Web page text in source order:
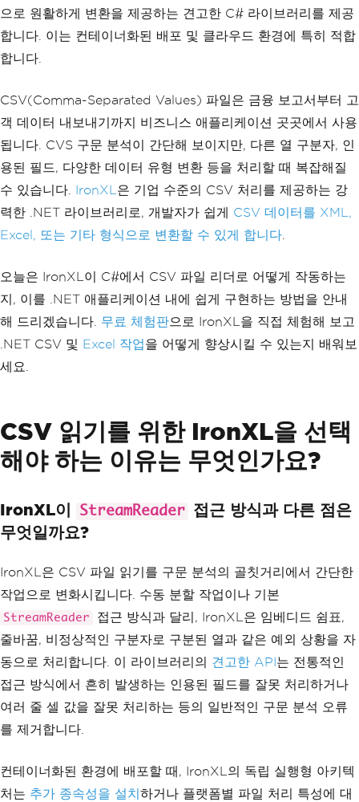
으로 원활하게 변환을 제공하는 견고한 C# 라이브러리를 제공
합니다. 이는 컨테이너화된 배포 및 클라우드 환경에 특히 적합
합니다.
CSV(Comma-Separated Values) 파일은 금융 보고서부터 고
객 데이터 내보내기까지 비즈니스 애플리케이션 곳곳에서 사용
됩니다. CVS 구문 분석이 간단해 보이지만, 다른 열 구분자, 인
용된 필드, 다양한 데이터 유형 변환 등을 처리할 때 복잡해질
수 있습니다. IronXL 은 기업 수준의 CSV 처리를 제공하는 강
력한 .NET 라이브러리로, 개발자가 쉽게 CSV 데이터를 XML,
Excel, 또는 기타 형식으로 변환할 수 있게 합니다
오늘은 IronXL이 C#에서 CSV 파일 리더로 어떻게 작동하는
지, 이를 .NET 애플리케이션 내에 쉽게 구현하는 방법을 안내
해 드리겠습니다. 무료 체험판으로 IronXL을 직접 체험해 보고
.NET CSV 및 Excel 작업을 어떻게 향상시킬 수 있는지 배워보
세요.
CSV 읽기를 위한 IronXL을 선택
해야 하는 이유는 무엇인가요?
IronXL이 StreamReader
접근 방식과 다른 점은
무엇일까요?
IronXL은 CSV 파일 읽기를 구문 분석의 골칫거리에서 간단한
작업으로 변화시킵니다. 수동 분할 작업이나 기본
StreamReader
접근 방식과 달리, IronXL은 임베디드 쉼표,
줄바꿈, 비정상적인 구분자로 구분된 열과 같은 예외 상황을 자
동으로 처리합니다. 이 라이브러리의 견고한 API는 전통적인
접근 방식에서 흔히 발생하는 인용된 필드를 잘못 처리하거나
여러 줄 셀 값을 잘못 처리하는 등의 일반적인 구문 분석 오류
를 제거합니다.
컨테이너화된 환경에 배포할 때, IronXL의 독립 실행형 아키텍
처는 추가 종속성을 설치 하거나 플랫폼별 파일 처리 특성에 대